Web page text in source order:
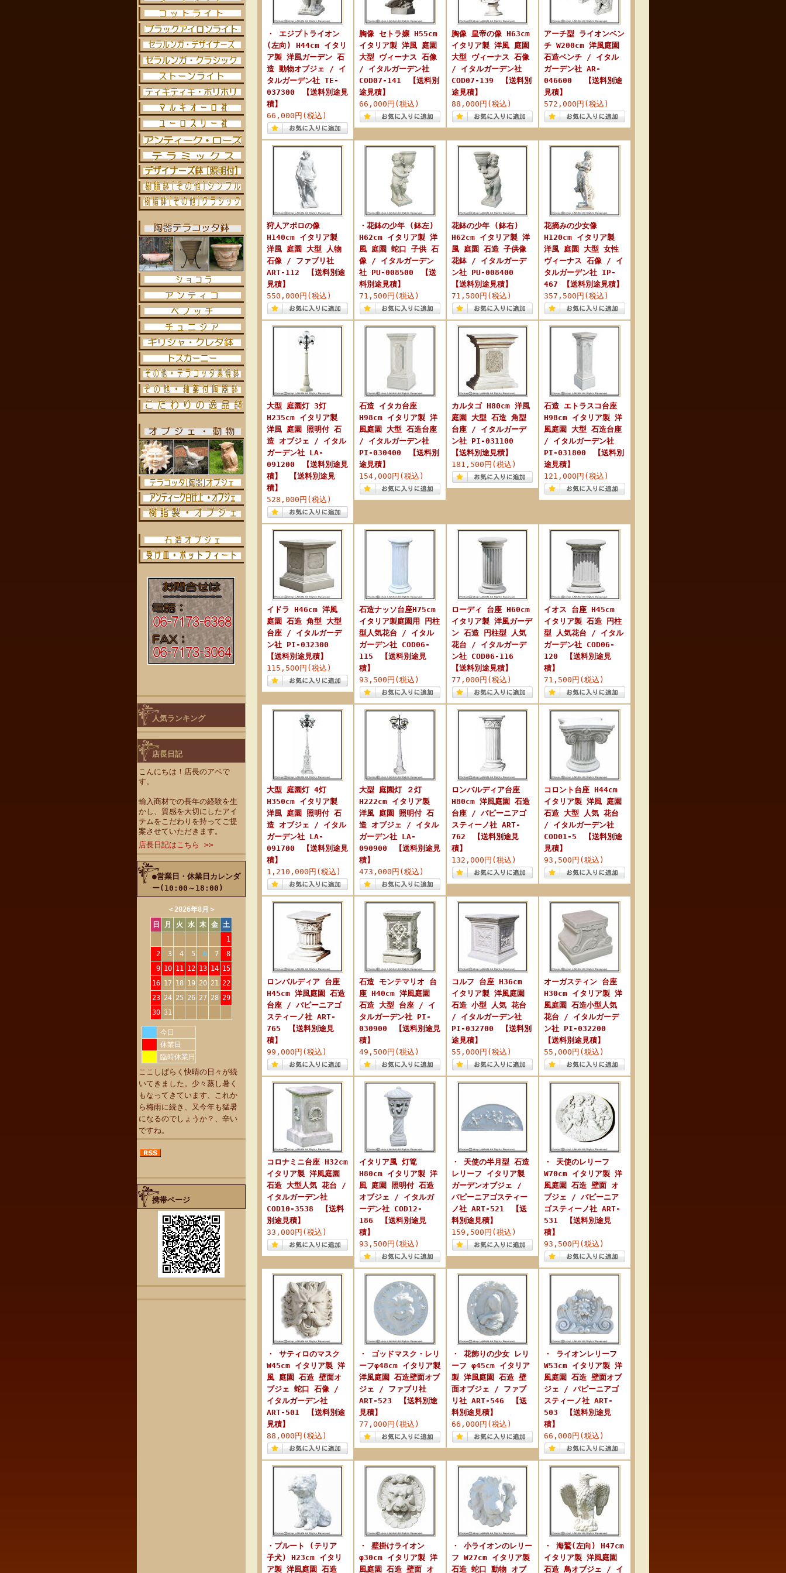
人気ランキング
店長日記
こんにちは！店長のアベで
す。
輸入商材での長年の経験を生
かし、質感を大切にしたアイ
テムをこだわりを持ってご提
案させていただきます。
店長日記はこちら >>
●営業日・休業日カレンダ
ー(10:00～18:00)
＜2026年8月 ＞
日
月 火 水 木 金
土
1
2
3 4 5 6 7
8
9 10 11 12 13 14 15
16 17 18 19 20 21 22
23 24 25 26 27 28 29
30 31
今日
休業日
臨時休業日
ここしばらく快晴の日々が続
いてきました。少々蒸し暑く
もなってきています、これか
ら梅雨に続き、又今年も猛暑
になるのでしょうか？、辛い
ですね。
携帯ページ
・ エジプトライオン
(左向) H44cm イタリ
ア製 洋風ガーデン 石
造 動物オブジェ / イ
タルガーデン社 TE-
037300 【送料別途見
積】
66,000円(税込)
胸像 セトラ嬢 H55cm
イタリア製 洋風 庭園
大型 ヴィーナス 石像
/ イタルガーデン社
COD07-141 【送料別
途見積】
66,000円(税込)
胸像 皇帝の像 H63cm
イタリア製 洋風 庭園
大型 ヴィーナス 石像
/ イタルガーデン社
COD07-139 【送料別
途見積】
88,000円(税込)
アーチ型 ライオンベン
チ W200cm 洋風庭園
石造ベンチ / イタル
ガーデン社 AR-
046600 【送料別途
見積】
572,000円(税込)
狩人アポロの像
H140cm イタリア製
洋風 庭園 大型 人物
石像 / ファブリ社
ART-112 【送料別途
見積】
550,000円(税込)
・花鉢の少年 (鉢左)
H62cm イタリア製 洋
風 庭園 蛇口 子供 石
像 / イタルガーデン
社 PU-008500 【送
料別途見積】
71,500円(税込)
花鉢の少年 (鉢右)
H62cm イタリア製 洋
風 庭園 石造 子供像
花鉢 / イタルガーデ
ン社 PU-008400
【送料別途見積】
71,500円(税込)
花摘みの少女像
H120cm イタリア製
洋風 庭園 大型 女性
ヴィーナス 石像 / イ
タルガーデン社 IP-
467 【送料別途見積】
357,500円(税込)
大型 庭園灯 3灯
H235cm イタリア製
洋風 庭園 照明付 石
造 オブジェ / イタル
ガーデン社 LA-
091200 【送料別途見
積】 【送料別途見
積】
528,000円(税込)
石造 イタカ台座
H98cm イタリア製 洋
風庭園 大型 石造台座
/ イタルガーデン社
PI-030400 【送料別
途見積】
154,000円(税込)
カルタゴ H80cm 洋風
庭園 大型 石造 角型
台座 / イタルガーデ
ン社 PI-031100
【送料別途見積】
181,500円(税込)
石造 エトラスコ台座
H98cm イタリア製 洋
風庭園 大型 石造台座
/ イタルガーデン社
PI-031800 【送料別
途見積】
121,000円(税込)
イドラ H46cm 洋風
庭園 石造 角型 大型
台座 / イタルガーデ
ン社 PI-032300
【送料別途見積】
115,500円(税込)
石造ナッソ台座H75cm
イタリア製庭園用 円柱
型人気花台 / イタル
ガーデン社 COD06-
115 【送料別途見
積】
93,500円(税込)
ローディ 台座 H60cm
イタリア製 洋風ガーデ
ン 石造 円柱型 人気
花台 / イタルガーデ
ン社 COD06-116
【送料別途見積】
77,000円(税込)
イオス 台座 H45cm
イタリア製 石造 円柱
型 人気花台 / イタル
ガーデン社 COD06-
120 【送料別途見
積】
71,500円(税込)
大型 庭園灯 4灯
H350cm イタリア製
洋風 庭園 照明付 石
造 オブジェ / イタル
ガーデン社 LA-
091700 【送料別途見
積】
1,210,000円(税込)
大型 庭園灯 ２灯
H222cm イタリア製
洋風 庭園 照明付 石
造 オブジェ / イタル
ガーデン社 LA-
090900 【送料別途見
積】
473,000円(税込)
ロンバルディア台座
H80cm 洋風庭園 石造
台座 / パピーニアゴ
スティーノ社 ART-
762 【送料別途見
積】
132,000円(税込)
コロント台座 H44cm
イタリア製 洋風 庭園
石造 大型 人気 花台
/ イタルガーデン社
COD01-5 【送料別途
見積】
93,500円(税込)
ロンバルディア 台座
H45cm 洋風庭園 石造
台座 / パピーニアゴ
スティーノ社 ART-
765 【送料別途見
積】
99,000円(税込)
石造 モンテマリオ 台
座 H40cm 洋風庭園
石造 大型 台座 / イ
タルガーデン社 PI-
030900 【送料別途見
積】
49,500円(税込)
コルフ 台座 H36cm
イタリア製 洋風庭園
石造 小型 人気 花台
/ イタルガーデン社
PI-032700 【送料別
途見積】
55,000円(税込)
オーガスティン 台座
H30cm イタリア製 洋
風庭園 石造小型人気
花台 / イタルガーデ
ン社 PI-032200
【送料別途見積】
55,000円(税込)
コロナミニ台座 H32cm
イタリア製 洋風庭園
石造 大型人気 花台 /
イタルガーデン社
COD10-3538 【送料
別途見積】
33,000円(税込)
イタリア風 灯篭
H80cm イタリア製 洋
風 庭園 照明付 石造
オブジェ / イタルガ
ーデン社 COD12-
186 【送料別途見
積】
93,500円(税込)
・ 天使の半月型 石造
レリーフ イタリア製
ガーデンオブジェ /
パピーニアゴスティー
ノ社 ART-521 【送
料別途見積】
159,500円(税込)
・ 天使のレリーフ
W70cm イタリア製 洋
風庭園 石造 壁面 オ
ブジェ / パピーニア
ゴスティーノ社 ART-
531 【送料別途見
積】
93,500円(税込)
・ サティロのマスク
W45cm イタリア製 洋
風 庭園 石造 壁面オ
ブジェ 蛇口 石像 /
イタルガーデン社
ART-501 【送料別途
見積】
88,000円(税込)
・ ゴッドマスク・レリ
ーフφ48cm イタリア製
洋風庭園 石造壁面オブ
ジェ / ファブリ社
ART-523 【送料別途
見積】
77,000円(税込)
・ 花飾りの少女 レリ
ーフ φ45cm イタリア
製 洋風庭園 石造 壁
面オブジェ / ファブ
リ社 ART-546 【送
料別途見積】
66,000円(税込)
・ ライオンレリーフ
W53cm イタリア製 洋
風庭園 石造 壁面オブ
ジェ / パピーニアゴ
スティーノ社 ART-
503 【送料別途見
積】
66,000円(税込)
・プルート (テリア
子犬) H23cm イタリ
ア製 洋風庭園 石造
・ 壁掛けライオン
φ30cm イタリア製 洋
風庭園 石造 壁面 オ
・ 小ライオンのレリー
フ W27cm イタリア製
石造 蛇口 動物 オブ
・ 海鷲(左向) H47cm
イタリア製 洋風庭園
石造 鳥オブジェ / イ